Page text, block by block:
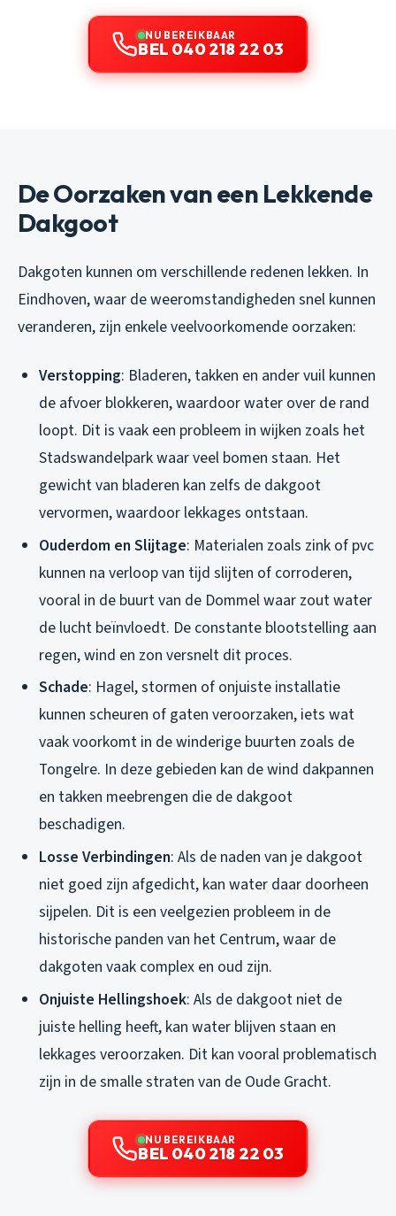
NU BEREIKBAAR
BEL 040 218 22 03
De Oorzaken van een Lekkende
Dakgoot
Dakgoten kunnen om verschillende redenen lekken. In
Eindhoven, waar de weeromstandigheden snel kunnen
veranderen, zijn enkele veelvoorkomende oorzaken:
Verstopping: Bladeren, takken en ander vuil kunnen
de afvoer blokkeren, waardoor water over de rand
loopt. Dit is vaak een probleem in wijken zoals het
Stadswandelpark waar veel bomen staan. Het
gewicht van bladeren kan zelfs de dakgoot
vervormen, waardoor lekkages ontstaan.
Ouderdom en Slijtage: Materialen zoals zink of pvc
kunnen na verloop van tijd slijten of corroderen,
vooral in de buurt van de Dommel waar zout water
de lucht beïnvloedt. De constante blootstelling aan
regen, wind en zon versnelt dit proces.
Schade: Hagel, stormen of onjuiste installatie
kunnen scheuren of gaten veroorzaken, iets wat
vaak voorkomt in de winderige buurten zoals de
Tongelre. In deze gebieden kan de wind dakpannen
en takken meebrengen die de dakgoot
beschadigen.
Losse Verbindingen: Als de naden van je dakgoot
niet goed zijn afgedicht, kan water daar doorheen
sijpelen. Dit is een veelgezien probleem in de
historische panden van het Centrum, waar de
dakgoten vaak complex en oud zijn.
Onjuiste Hellingshoek: Als de dakgoot niet de
juiste helling heeft, kan water blijven staan en
lekkages veroorzaken. Dit kan vooral problematisch
zijn in de smalle straten van de Oude Gracht.
NU BEREIKBAAR
BEL 040 218 22 03